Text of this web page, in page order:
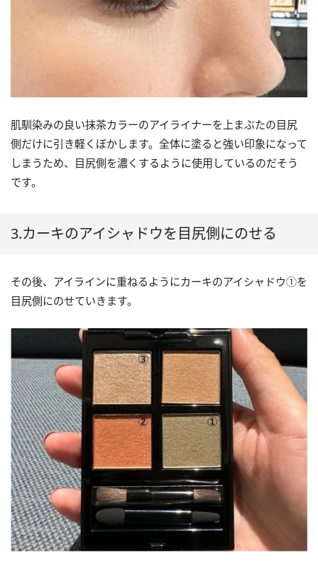
肌馴染みの良い抹茶カラーのアイライナーを上まぶたの目尻
側だけに引き軽くぼかします。全体に塗ると強い印象になって
しまうため、目尻側を濃くするように使用しているのだそう
です。
3.カーキのアイシャドウを目尻側にのせる
その後、アイラインに重ねるようにカーキのアイシャドウ①を
目尻側にのせていきます。